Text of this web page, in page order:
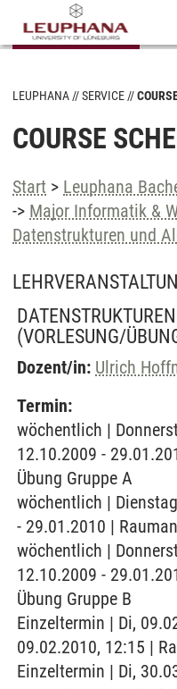
LEUPHANA SERVICE
COURSE
Start > Leuphana
-> Major Informatik &
Datenstrukturen und
(VORLESUNG/
Dozent/in: Ulrich
Termin:
wöchentlich |
12.10.2009 -
Übung Gruppe A
wöchentlich |
- 29.01.2010 |
wöchentlich |
12.10.2009 -
Übung Gruppe B
Einzeltermin | Di,
09.02.2010, 12:15 |
Einzeltermin | Di,